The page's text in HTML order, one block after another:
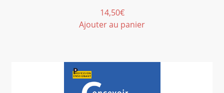
14,50€
Ajouter au panier